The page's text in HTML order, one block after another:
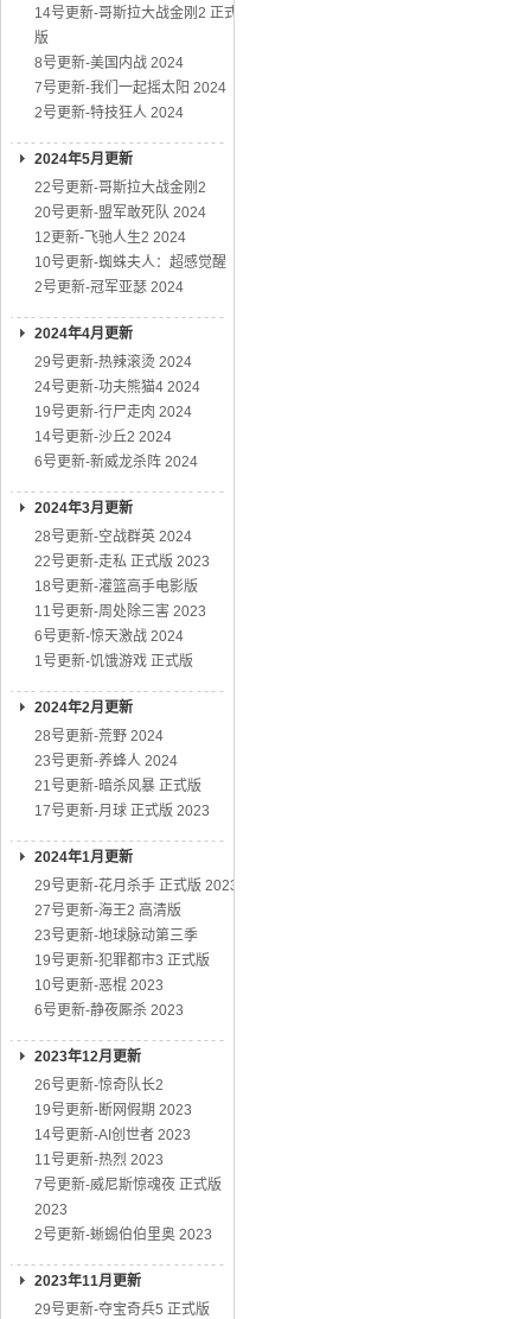
14号更新-哥斯拉大战金刚2 正式
版
8号更新-美国内战 2024
7号更新-我们一起摇太阳 2024
2号更新-特技狂人 2024
2024年5月更新
22号更新-哥斯拉大战金刚2
20号更新-盟军敢死队 2024
12更新-飞驰人生2 2024
10号更新-蜘蛛夫人：超感觉醒
2号更新-冠军亚瑟 2024
2024年4月更新
29号更新-热辣滚烫 2024
24号更新-功夫熊猫4 2024
19号更新-行尸走肉 2024
14号更新-沙丘2 2024
6号更新-新威龙杀阵 2024
2024年3月更新
28号更新-空战群英 2024
22号更新-走私 正式版 2023
18号更新-灌篮高手电影版
11号更新-周处除三害 2023
6号更新-惊天激战 2024
1号更新-饥饿游戏 正式版
2024年2月更新
28号更新-荒野 2024
23号更新-养蜂人 2024
21号更新-暗杀风暴 正式版
17号更新-月球 正式版 2023
2024年1月更新
29号更新-花月杀手 正式版 2023
27号更新-海王2 高清版
23号更新-地球脉动第三季
19号更新-犯罪都市3 正式版
10号更新-恶棍 2023
6号更新-静夜厮杀 2023
2023年12月更新
26号更新-惊奇队长2
19号更新-断网假期 2023
14号更新-AI创世者 2023
11号更新-热烈 2023
7号更新-威尼斯惊魂夜 正式版
2023
2号更新-蜥蜴伯伯里奥 2023
2023年11月更新
29号更新-夺宝奇兵5 正式版